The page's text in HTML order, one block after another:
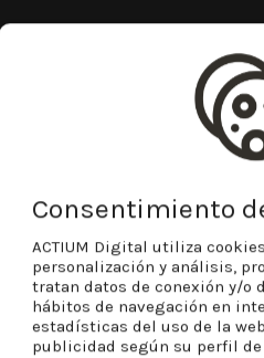
Consentimiento
ACTIUM Digital utiliza
personalización y análisis,
tratan datos de conexión y/o
hábitos de navegación en
estadísticas del uso de la
publicidad según su perfil de